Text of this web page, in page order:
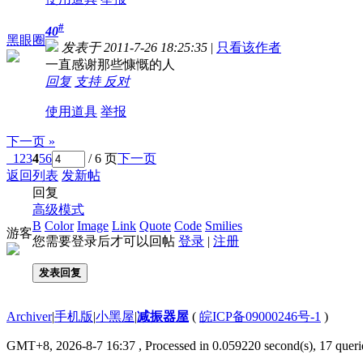
黑眼圈
40#
发表于 2011-7-26 18:25:35 | 只看该作者
一直感谢那些慷慨的人
回复 支持 反对
使用道具 举报
下一页 »
1 23456 / 6 页下一页
返回列表 发新帖
游客
回复
高级模式
B Color Image Link Quote Code Smilies
您需要登录后才可以回帖 登录 | 注册
发表回复
Archiver|手机版|小黑屋|减振器屋 ( 皖ICP备09000246号-1 )
GMT+8, 2026-8-7 16:37 , Processed in 0.059220 second(s), 17